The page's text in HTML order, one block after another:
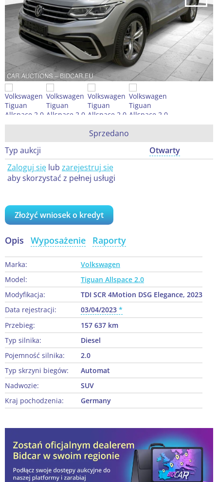
Sprzedano
Typ aukcji
Otwarty
Zaloguj się lub zarejestruj się
aby skorzystać z pełnej usługi
Złożyć wniosek o kredyt
Opis Wyposażenie Raporty
Marka:
Volkswagen
Model:
Tiguan Allspace 2.0
Modyfikacja:
TDI SCR 4Motion DSG Elegance, 2023
Data rejestracji:
03/04/2023
Przebieg:
157 637 km
Typ silnika:
Diesel
Pojemność silnika:
2.0
Typ skrzyni biegów:
Automat
Nadwozie:
SUV
Kraj pochodzenia:
Germany